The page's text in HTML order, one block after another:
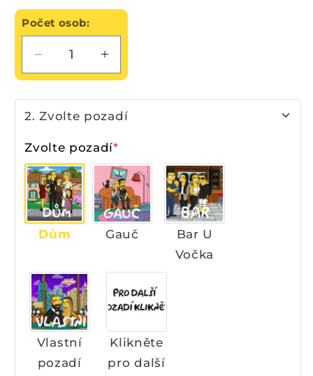
Počet osob:
Snížit
množství
Portrét
Simpsonovi
podle
fotky
na
míru
Zvýšit
množství
Portrét
Simpsonovi
podle
fotky
na
míru
2. Zvolte pozadí
Zvolte pozadí*
Dům Gauč
Bar U
Vočka
Vlastní
pozadí
Klikněte
pro další